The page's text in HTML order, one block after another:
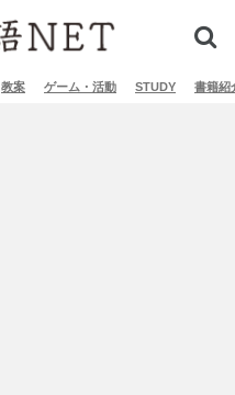
教案 ゲーム・活動 STUDY 書籍紹